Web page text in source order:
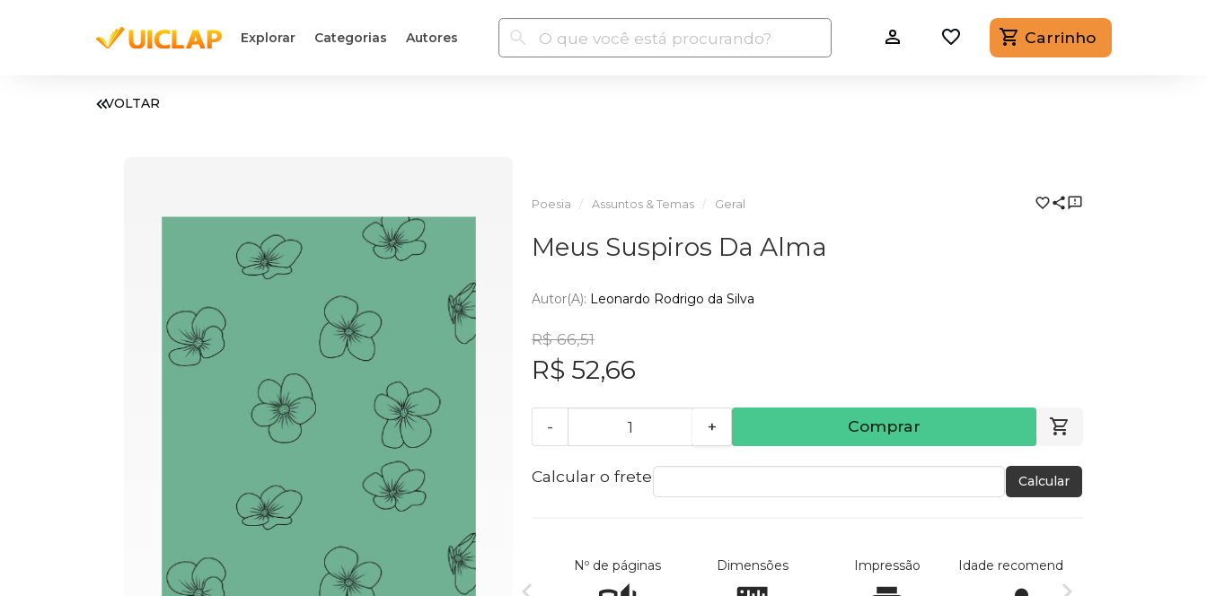
Explorar Categorias Autores Carrinho
VOLTAR
Poesia Assuntos & Temas Geral
Meus Suspiros Da Alma
Autor(a): Leonardo Rodrigo da Silva
R$ 66,51
R$ 52,66
- + Comprar
Calcular o frete Calcular
Nº de páginas Dimensões Impressão Idade recomendada